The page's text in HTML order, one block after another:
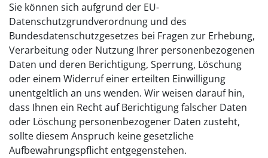
Sie können sich aufgrund der EU-
Datenschutzgrundverordnung und des
Bundesdatenschutzgesetzes bei Fragen zur Erhebung,
Verarbeitung oder Nutzung Ihrer personenbezogenen
Daten und deren Berichtigung, Sperrung, Löschung
oder einem Widerruf einer erteilten Einwilligung
unentgeltlich an uns wenden. Wir weisen darauf hin,
dass Ihnen ein Recht auf Berichtigung falscher Daten
oder Löschung personenbezogener Daten zusteht,
sollte diesem Anspruch keine gesetzliche
Aufbewahrungspflicht entgegenstehen.